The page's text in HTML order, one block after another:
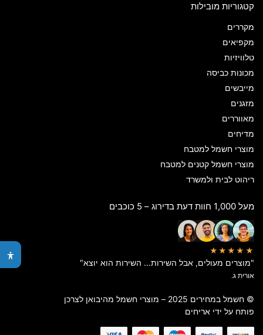
קטגוריות מובילות
מקררים
מקפיאים
טלוויזיות
מכונות כביסה
מייבשים
מזגנים
מאווררים
מדיחים
מוצרי חשמל למטבח
מוצרי חשמל קטנים למטבח
ריהוט לבית ולמשרד
מעל 1,000 חוות דעת בדירוג – 5 כוכבים
★★★★★
"מוצרים מעולים, אבל השירות… השירות הוא יוצא"
אורית ג.
© חשמל במחירים 2025 – מוצרי חשמל מהיבואן לצרכן
פותח על ידי אריחים